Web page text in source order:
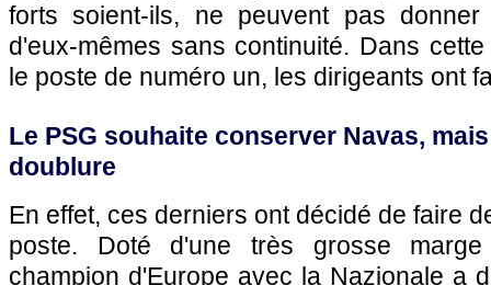
forts soient-ils, ne peuvent pas
d'eux-mêmes sans continuité. Dans
le poste de numéro un, les dirigeants ont
Le PSG souhaite conserver Navas,
doublure
En effet, ces derniers ont décidé de faire
poste. Doté d'une très grosse
champion d'Europe avec la Nazionale a